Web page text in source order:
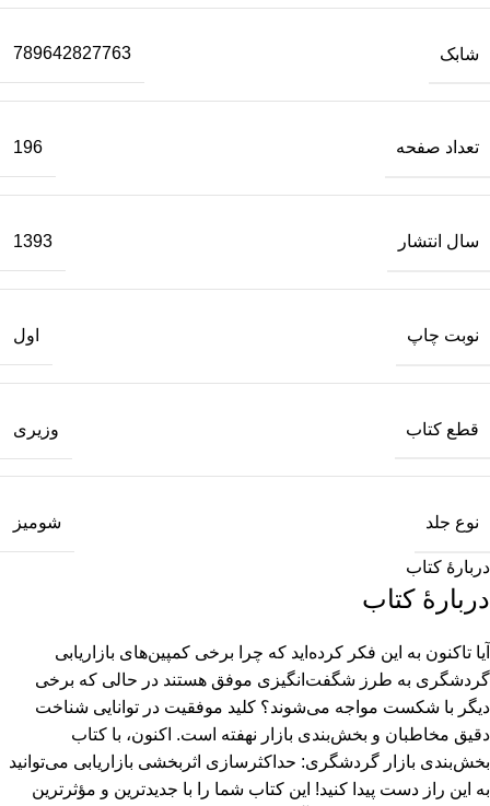
شابک 789642827763
تعداد صفحه 196
سال انتشار 1393
نوبت چاپ اول
قطع کتاب وزیری
نوع جلد شومیز
دربارهٔ کتاب
دربارهٔ کتاب
آیا تاکنون به این فکر کرده‌اید که چرا برخی کمپین‌های بازاریابی
گردشگری به طرز شگفت‌انگیزی موفق هستند در حالی که برخی
دیگر با شکست مواجه می‌شوند؟ کلید موفقیت در توانایی شناخت
دقیق مخاطبان و بخش‌بندی بازار نهفته است. اکنون، با کتاب
بخش‌بندی بازار گردشگری: حداکثرسازی اثربخشی بازاریابی می‌توانید
به این راز دست پیدا کنید! این کتاب شما را با جدیدترین و مؤثرترین